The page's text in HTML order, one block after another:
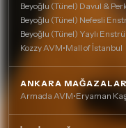
Beyoğlu (Tünel) Davul &
Beyoğlu (Tünel) Nefesli
Beyoğlu (Tünel) Yaylı
Kozzy AVM•Mall of İstanbul
ANKARA
Armada AVM•Eryaman